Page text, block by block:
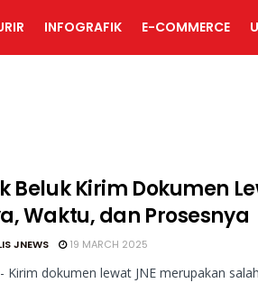
INFOGRAFIK E-COMMERCE
Beluk Kirim Dokumen
Waktu, dan Prosesnya
JNEWS 19 MARCH 2025
- Kirim dokumen lewat JNE merupakan